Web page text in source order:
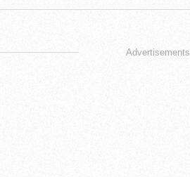
Advertisements